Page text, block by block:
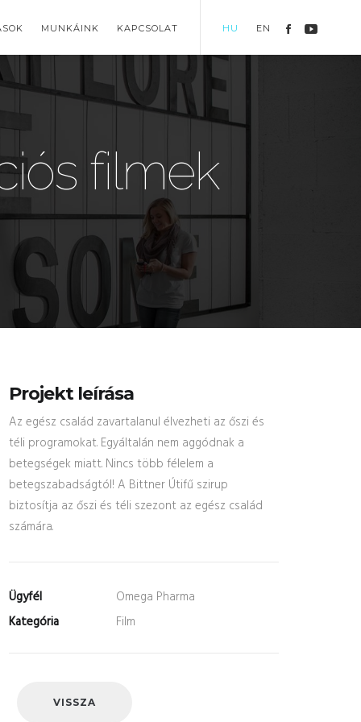
MUNKÁINK KAPCSOLAT HU EN
filmek
Projekt leírása
Az egész család zavartalanul élvezheti az őszi és
téli programokat. Egyáltalán nem aggódnak a
betegségek miatt. Nincs több félelem a
betegszabadságtól! A Bittner Útifű szirup
biztosítja az őszi és téli szezont az egész család
számára.
Ügyfél
Omega Pharma
Kategória
Film
VISSZA